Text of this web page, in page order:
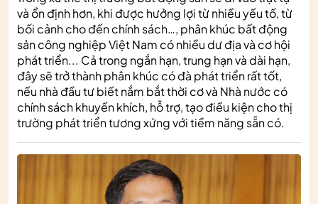
và ổn định hơn, khi được hưởng lợi từ nhiều yếu tố, từ
bối cảnh cho đến chính sách…, phân khúc bất động
sản công nghiệp Việt Nam có nhiều dư địa và cơ hội
phát triển... Cả trong ngắn hạn, trung hạn và dài hạn,
đây sẽ trở thành phân khúc có đà phát triển rất tốt,
nếu nhà đầu tư biết nắm bắt thời cơ và Nhà nước có
chính sách khuyến khích, hỗ trợ, tạo điều kiện cho thị
trường phát triển tương xứng với tiềm năng sẵn có.